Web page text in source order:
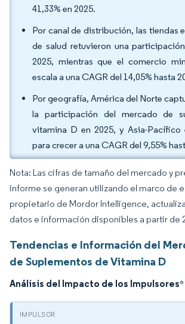
41,33% en 2025.
Por canal de distribución, las tiendas
de salud retuvieron una
2025, mientras que el comercio
escala a una CAGR del 14,05% hasta
Por geografía, América del Norte
la participación del mercado de
vitamina D en 2025, y Asia-Pacífico
para crecer a una CAGR del 9,55%
Nota: Las cifras de tamaño del mercado y
informe se generan utilizando el marco de
propietario de Mordor Intelligence,
datos e información disponibles a partir de
Tendencias e Información del
de Suplementos de Vitamina D
Análisis del Impacto de los Impulsores*